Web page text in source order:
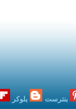
بنترست بلوكر